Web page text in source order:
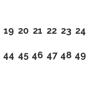
19 20 21 22 23 24
44 45 46 47 48 49